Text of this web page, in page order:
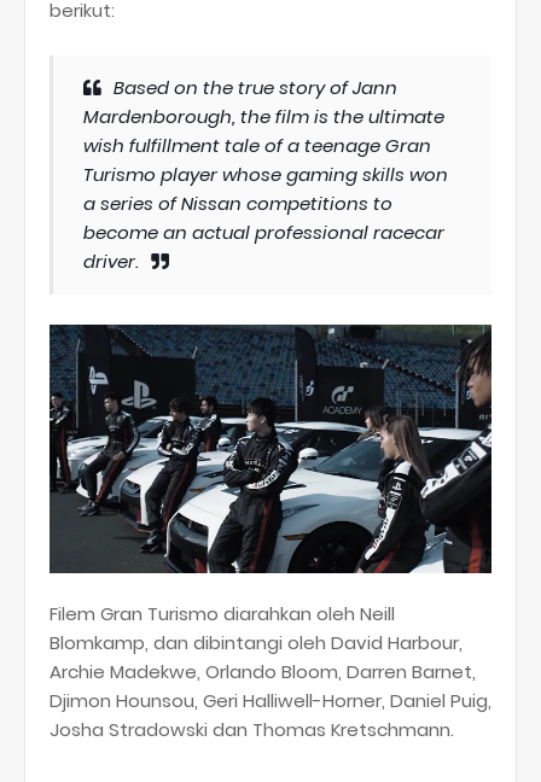
berikut:
Based on the true story of Jann
Mardenborough, the film is the ultimate
wish fulfillment tale of a teenage Gran
Turismo player whose gaming skills won
a series of Nissan competitions to
become an actual professional racecar
driver.
Filem Gran Turismo diarahkan oleh Neill
Blomkamp, dan dibintangi oleh David Harbour,
Archie Madekwe, Orlando Bloom, Darren Barnet,
Djimon Hounsou, Geri Halliwell-Horner, Daniel Puig,
Josha Stradowski dan Thomas Kretschmann.